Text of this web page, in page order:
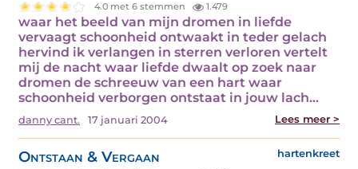
4.0 met 6 stemmen 1.479
waar het beeld van mijn dromen in liefde
vervaagt schoonheid ontwaakt in teder gelach
hervind ik verlangen in sterren verloren vertelt
mij de nacht waar liefde dwaalt op zoek naar
dromen de schreeuw van een hart waar
schoonheid verborgen ontstaat in jouw lach…
danny cant. 17 januari 2004 Lees meer >
Ontstaan & Vergaan hartenkreet